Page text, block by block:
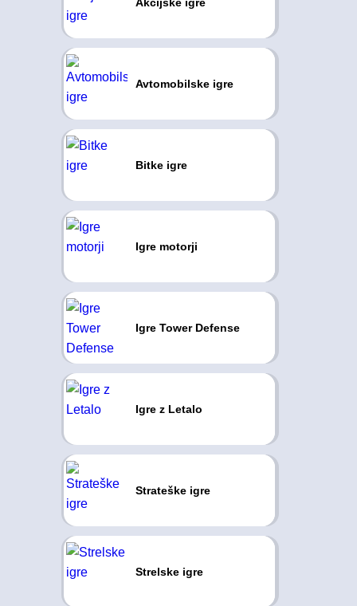
Avtomobilske igre
Bitke igre
Igre motorji
Igre Tower Defense
Igre z Letalo
Strateške igre
Strelske igre